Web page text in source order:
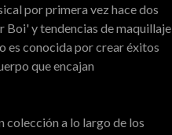
por primera vez hace dos
Boi' y tendencias de maquillaje
es conocida por crear éxitos
que encajan
colección a lo largo de los